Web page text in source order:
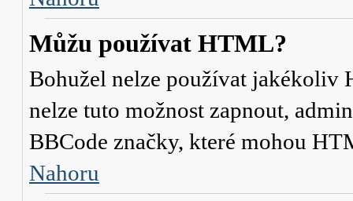
Můžu používat HTML?
Bohužel nelze používat jakékoliv
nelze tuto možnost zapnout,
BBCode značky, které mohou
Nahoru